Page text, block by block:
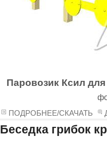
Паровозик Ксил
ПОДРОБНЕЕ/СКАЧАТЬ
Беседка грибок